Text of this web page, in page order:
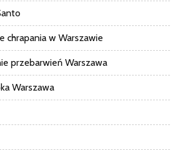
chrapania w Warszawie
przebarwień Warszawa
Warszawa